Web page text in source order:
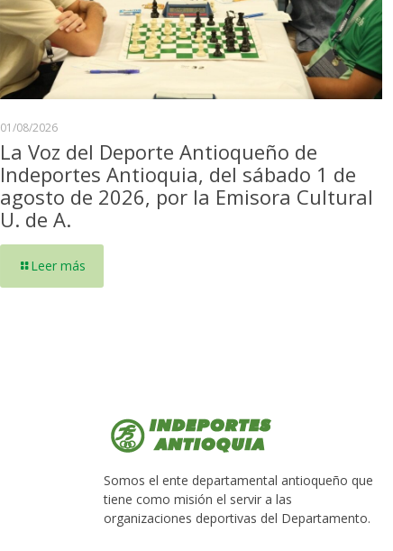
01/08/2026
La Voz del Deporte Antioqueño de
Indeportes Antioquia, del sábado 1 de
agosto de 2026, por la Emisora Cultural
U. de A.
Leer más
Somos el ente departamental antioqueño que
tiene como misión el servir a las
organizaciones deportivas del Departamento.